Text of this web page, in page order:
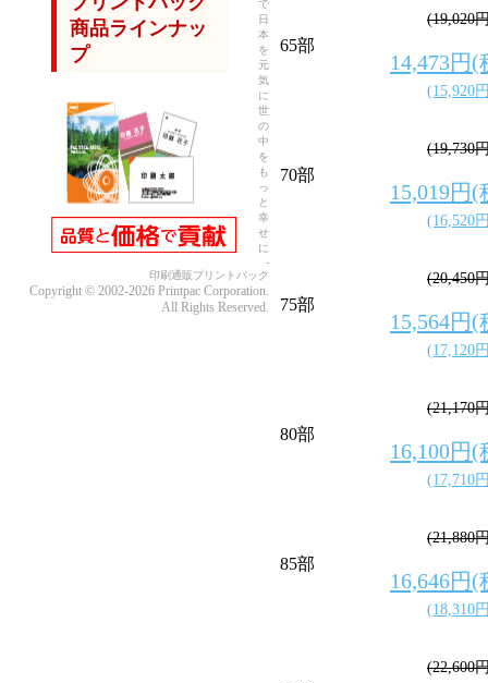
65部
(19,020
14,473円(
(15,920
70部
(19,730
15,019円(
(16,520
75部
(20,450
15,564円(
(17,120
80部
(21,170
16,100円(
(17,710
85部
(21,880
16,646円(
(18,310
(22,600
商品ラインナッ
プ
で
日
本
を
元
気
に
世
の
中
を
も
っ
と
幸
せ
に
-
印刷通販プリントパック
Copyright © 2002-2026 Printpac Corporation.
All Rights Reserved.